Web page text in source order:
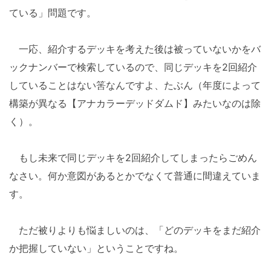
ている」問題です。
一応、紹介するデッキを考えた後は被っていないかをバ
ックナンバーで検索しているので、同じデッキを2回紹介
していることはない筈なんですよ、たぶん（年度によって
構築が異なる【アナカラーデッドダムド】みたいなのは除
く）。
もし未来で同じデッキを2回紹介してしまったらごめん
なさい。何か意図があるとかでなくて普通に間違えていま
す。
ただ被りよりも悩ましいのは、「どのデッキをまだ紹介
か把握していない」ということですね。